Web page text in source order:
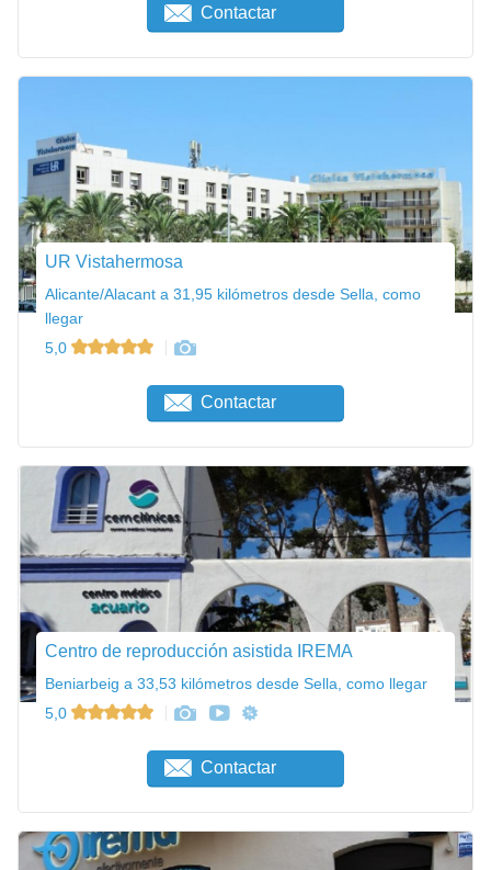
Contactar
UR Vistahermosa
Alicante/Alacant a 31,95 kilómetros desde Sella, como
llegar
5,0
Contactar
Centro de reproducción asistida IREMA
Beniarbeig a 33,53 kilómetros desde Sella, como llegar
5,0
Contactar